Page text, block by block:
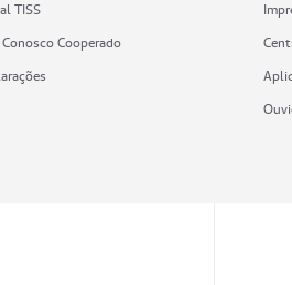
TISS
Conosco Cooperado